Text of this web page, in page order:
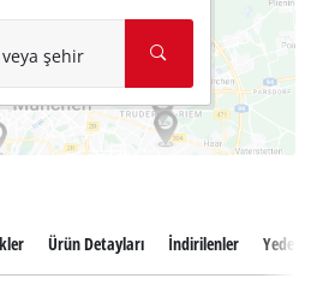
şehir
Ürün Detayları İndirilenler Yedek